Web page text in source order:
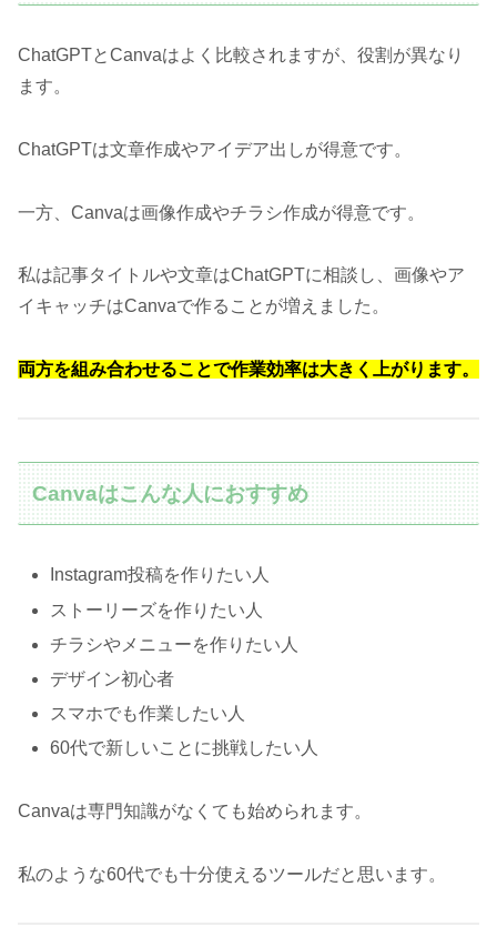
ChatGPTとCanvaはよく比較されますが、役割が異なり
ます。
ChatGPTは文章作成やアイデア出しが得意です。
一方、Canvaは画像作成やチラシ作成が得意です。
私は記事タイトルや文章はChatGPTに相談し、画像やア
イキャッチはCanvaで作ることが増えました。
両方を組み合わせることで作業効率は大きく上がります。
Canvaはこんな人におすすめ
Instagram投稿を作りたい人
ストーリーズを作りたい人
チラシやメニューを作りたい人
デザイン初心者
スマホでも作業したい人
60代で新しいことに挑戦したい人
Canvaは専門知識がなくても始められます。
私のような60代でも十分使えるツールだと思います。